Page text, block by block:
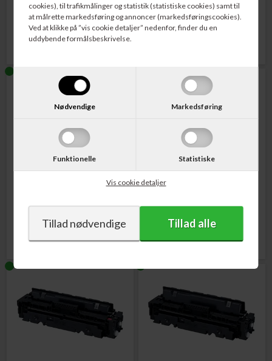
cookies), til trafikmålinger og statistik (statistiske cookies) samt til
at målrette markedsføring og annoncer (markedsføringscookies).
Ved at klikke på ”vis cookie detaljer” nedenfor, finder du en
uddybende formålsbeskrivelse.
Nødvendige Markedsføring
Funktionelle Statistiske
Vis cookie detaljer
575,00 DKK 3.570,00
Canon 046H Toner Cartridge
986,00 DKK
Canon 046H Toner Cartridge
Gul 5.000 sider
1.004,00